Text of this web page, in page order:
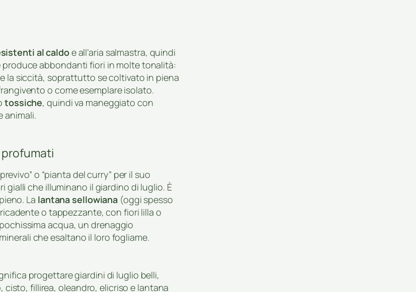
al caldoe all’aria salmastra, quindi
abbondanti fiori in molte tonalità:
la siccità, soprattutto se coltivato in piena
o come esemplare isolato.
tossiche, quindi va maneggiato con
animali.
o “pianta del curry” per il suo
che illuminano il giardino di luglio. È
La lantana sellowiana (oggi spesso
o tappezzante, con fiori lilla o
acqua, un drenaggio
che esaltano il loro fogliame.
progettare giardini di luglio belli,
cisto, fillirea, oleandro, elicriso e lantana